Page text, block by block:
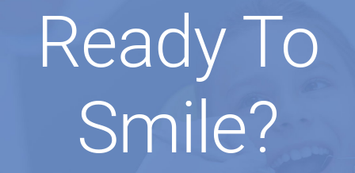
Ready To
Smile?